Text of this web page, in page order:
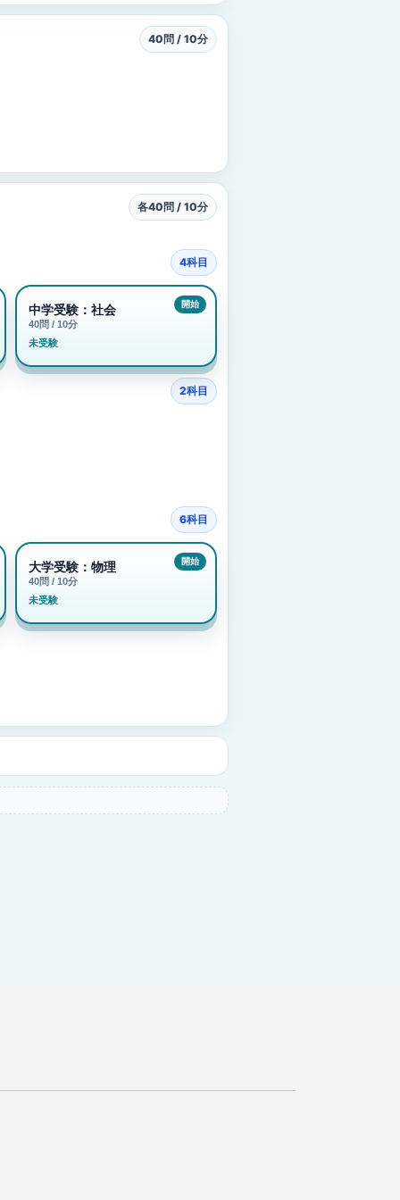
40問 / 10分
各40問 / 10分
4科目
中学受験：社会
40問 / 10分
未受験
2科目
6科目
大学受験：物理
40問 / 10分
未受験